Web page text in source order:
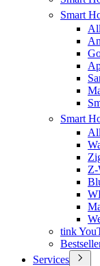
Smart
Smart
Z-
tink
Services